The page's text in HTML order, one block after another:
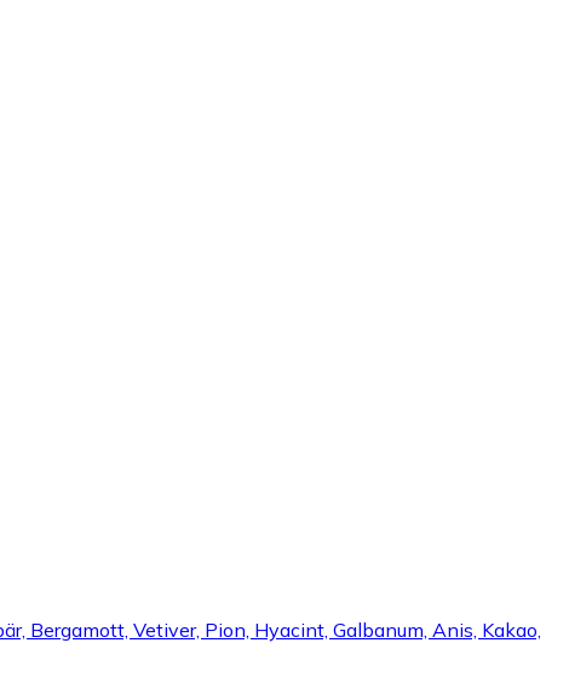
Bergamott, Vetiver, Pion, Hyacint, Galbanum, Anis, Kakao,